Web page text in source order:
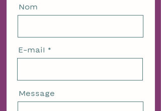
Nom
E-mail
Message